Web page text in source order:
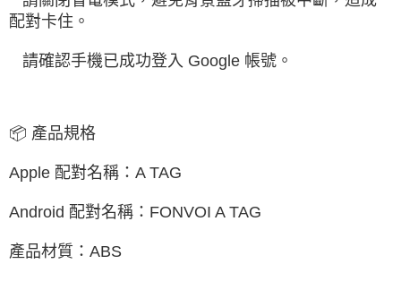
配對卡住。
請確認手機已成功登入 Google 帳號。
📦 產品規格
Apple 配對名稱：A TAG
Android 配對名稱：FONVOI A TAG
產品材質：ABS